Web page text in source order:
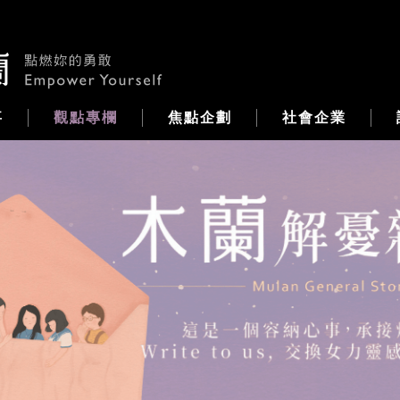
觀點專欄 焦點企劃 社會企業